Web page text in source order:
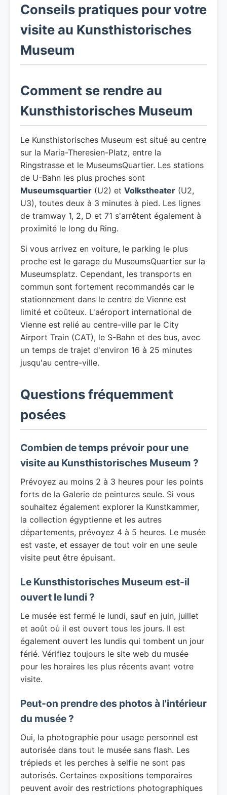
Conseils pratiques pour votre
visite au Kunsthistorisches
Museum
Comment se rendre au
Kunsthistorisches Museum
Le Kunsthistorisches Museum est situé au centre
sur la Maria-Theresien-Platz, entre la
Ringstrasse et le MuseumsQuartier. Les stations
de U-Bahn les plus proches sont
Museumsquartier (U2) et Volkstheater (U2,
U3), toutes deux à 3 minutes à pied. Les lignes
de tramway 1, 2, D et 71 s'arrêtent également à
proximité le long du Ring.
Si vous arrivez en voiture, le parking le plus
proche est le garage du MuseumsQuartier sur la
Museumsplatz. Cependant, les transports en
commun sont fortement recommandés car le
stationnement dans le centre de Vienne est
limité et coûteux. L'aéroport international de
Vienne est relié au centre-ville par le City
Airport Train (CAT), le S-Bahn et des bus, avec
un temps de trajet d'environ 16 à 25 minutes
jusqu'au centre-ville.
Questions fréquemment
posées
Combien de temps prévoir pour une
visite au Kunsthistorisches Museum ?
Prévoyez au moins 2 à 3 heures pour les points
forts de la Galerie de peintures seule. Si vous
souhaitez également explorer la Kunstkammer,
la collection égyptienne et les autres
départements, prévoyez 4 à 5 heures. Le musée
est vaste, et essayer de tout voir en une seule
visite peut être épuisant.
Le Kunsthistorisches Museum est-il
ouvert le lundi ?
Le musée est fermé le lundi, sauf en juin, juillet
et août où il est ouvert tous les jours. Il est
également ouvert les lundis qui tombent un jour
férié. Vérifiez toujours le site web du musée
pour les horaires les plus récents avant votre
visite.
Peut-on prendre des photos à l'intérieur
du musée ?
Oui, la photographie pour usage personnel est
autorisée dans tout le musée sans flash. Les
trépieds et les perches à selfie ne sont pas
autorisés. Certaines expositions temporaires
peuvent avoir des restrictions photographiques